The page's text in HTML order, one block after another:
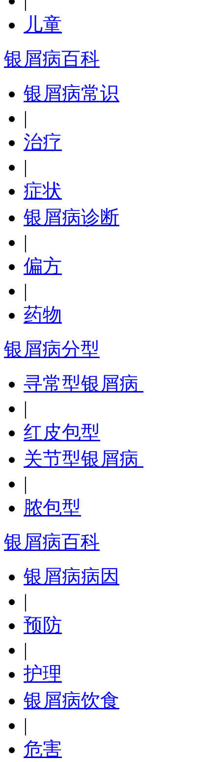
儿童
银屑病百科
银屑病常识
|
治疗
|
症状
银屑病诊断
|
偏方
|
药物
银屑病分型
寻常型银屑病
|
红皮包型
关节型银屑病
|
脓包型
银屑病百科
银屑病病因
|
预防
|
护理
银屑病饮食
|
危害